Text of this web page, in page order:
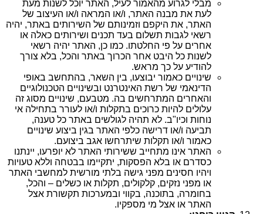
מבלי לגרוע מהאמור לעיל, האתר יוכל לשנות מעת
לעת את מבנה האתר, ו/או המראה ו/או העיצוב של
האתר, את היקפם וזמינותם של השירותים באתר, יהיה
רשאי לגבות תשלום בעד תכנים ושירותים כאלה או
אחרים על פי החלטתו. כמו כן, האתר יהיה רשאי
לשנות כל היבט אחר הכרוך באתר והכל, בלא צורך
להודיע על כך מראש.
שינויים כאמור יבוצעו, בין השאר, בהתחשב באופי
הדינאמי של רשת האינטרנט ובשינויים הטכנולוגיים
והאחרים המתרחשים בה. מטבעם, שינויים מסוג זה
עלולים להיות כרוכים בתקלות ו/או לעורר בתחילה אי
נוחות וכיו"ב. לא תהיה לגולשים באתר כל טענה,
תביעה ו/או דרישה כלפי האתר בגין ביצוע שינויים
כאמור ו/או תקלות שיתרחשו אגב ביצועם.
האתר אינו מתחייב ששירותי האתר לא יופרעו, יינתנו
כסדרם או בלא הפסקות, יתקיימו בבטחה וללא טעויות
ויהיו חסינים מפני גישה בלתי מורשית למחשבי האתר
או מפני נזקים, קלקולים, תקלות או כשלים – והכל,
בחומרה, בתוכנה, בקווי ובמערכות תקשורת אצל
האתר או אצל מי מספקיו.